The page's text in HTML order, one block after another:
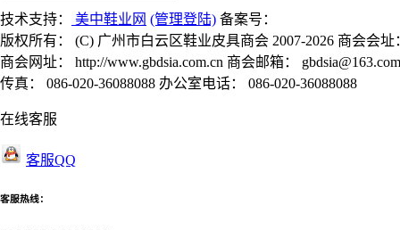
技术支持： 美中鞋业网 (管理登陆) 备案号：
版权所有： (C) 广州市白云区鞋业皮具商会 2007-2026 商会会
商会网址： http://www.gbdsia.com.cn 商会邮箱： gbdsia@163.com
传真： 086-020-36088088 办公室电话： 086-020-36088088
在线客服
客服QQ
客服热线：